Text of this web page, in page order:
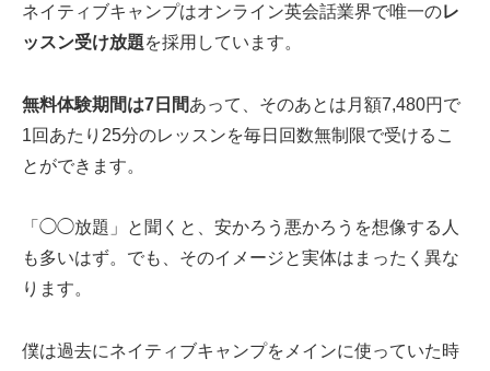
ネイティブキャンプはオンライン英会話業界で唯一のレ
ッスン受け放題を採用しています。
無料体験期間は7日間あって、そのあとは月額7,480円で
1回あたり25分のレッスンを毎日回数無制限で受けるこ
とができます。
「◯◯放題」と聞くと、安かろう悪かろうを想像する人
も多いはず。でも、そのイメージと実体はまったく異な
ります。
僕は過去にネイティブキャンプをメインに使っていた時